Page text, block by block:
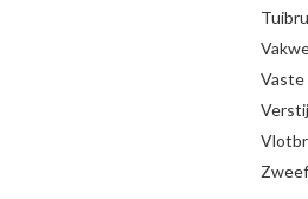
Vaste